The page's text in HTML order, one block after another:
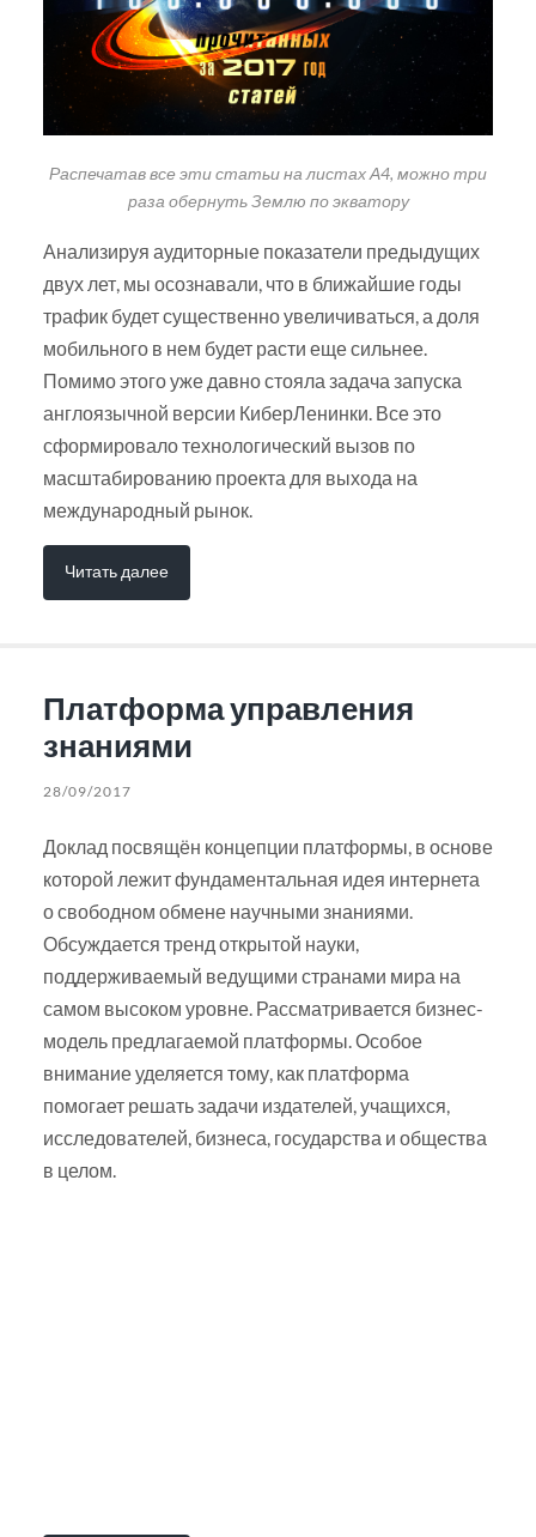
Распечатав все эти статьи на листах А4, можно три
раза обернуть Землю по экватору
Анализируя аудиторные показатели предыдущих
двух лет, мы осознавали, что в ближайшие годы
трафик будет существенно увеличиваться, а доля
мобильного в нем будет расти еще сильнее.
Помимо этого уже давно стояла задача запуска
англоязычной версии КиберЛенинки. Все это
сформировало технологический вызов по
масштабированию проекта для выхода на
международный рынок.
Читать далее
Платформа управления
знаниями
28/09/2017
Доклад посвящён концепции платформы, в основе
которой лежит фундаментальная идея интернета
о свободном обмене научными знаниями.
Обсуждается тренд открытой науки,
поддерживаемый ведущими странами мира на
самом высоком уровне. Рассматривается бизнес-
модель предлагаемой платформы. Особое
внимание уделяется тому, как платформа
помогает решать задачи издателей, учащихся,
исследователей, бизнеса, государства и общества
в целом.